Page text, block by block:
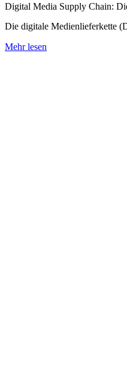
Digital Media Supply Chain:
Die digitale Medienlieferkette
Mehr lesen